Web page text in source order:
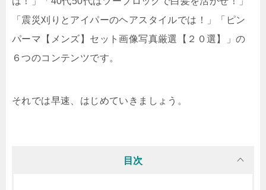
「震災刈りとアイパーのヘアスタイルでは！」「ピン
パーマ【メンズ】セット画像写真厳選【２０選】」の
６つのコンテンツです。
それでは早速、はじめていきましょう。
目次